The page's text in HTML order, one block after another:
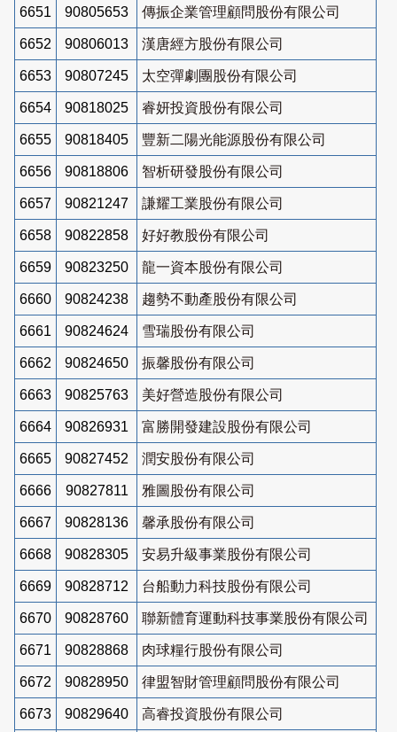
6651 90805653 傳振企業管理顧問股份有限公司
6652 90806013 漢唐經方股份有限公司
6653 90807245 太空彈劇團股份有限公司
6654 90818025 睿妍投資股份有限公司
6655 90818405 豐新二陽光能源股份有限公司
6656 90818806 智析研發股份有限公司
6657 90821247 謙耀工業股份有限公司
6658 90822858 好好教股份有限公司
6659 90823250 龍一資本股份有限公司
6660 90824238 趨勢不動產股份有限公司
6661 90824624 雪瑞股份有限公司
6662 90824650 振馨股份有限公司
6663 90825763 美好營造股份有限公司
6664 90826931 富勝開發建設股份有限公司
6665 90827452 潤安股份有限公司
6666 90827811 雅圖股份有限公司
6667 90828136 馨承股份有限公司
6668 90828305 安易升級事業股份有限公司
6669 90828712 台船動力科技股份有限公司
6670 90828760 聯新體育運動科技事業股份有限公司
6671 90828868 肉球糧行股份有限公司
6672 90828950 律盟智財管理顧問股份有限公司
6673 90829640 高睿投資股份有限公司